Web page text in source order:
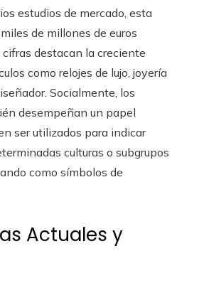
estudios de mercado, esta
de millones de euros
destacan la creciente
como relojes de lujo, joyería
Socialmente, los
desempeñan un papel
ser utilizados para indicar
culturas o subgrupos
como símbolos de
Actuales y